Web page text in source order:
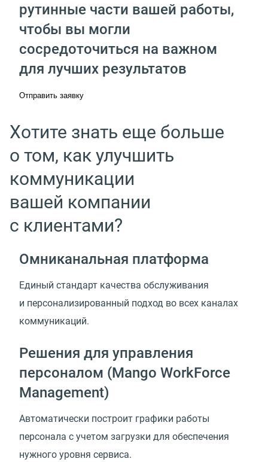
рутинные части вашей работы,
чтобы вы могли
сосредоточиться на важном
для лучших результатов
Отправить заявку
Хотите знать еще больше
о том, как улучшить
коммуникации
вашей компании
с клиентами?
Омниканальная платформа
Единый стандарт качества обслуживания
и персонализированный подход во всех каналах
коммуникаций.
Решения для управления
персоналом (Mango WorkForce
Management)
Автоматически построит графики работы
персонала с учетом загрузки для обеспечения
нужного уровня сервиса.